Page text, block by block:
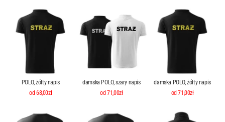
POLO, żółty napis
od 68,00zł
damska POLO, szary napis
od 71,00zł
damska POLO, żółty napis
od 71,00zł